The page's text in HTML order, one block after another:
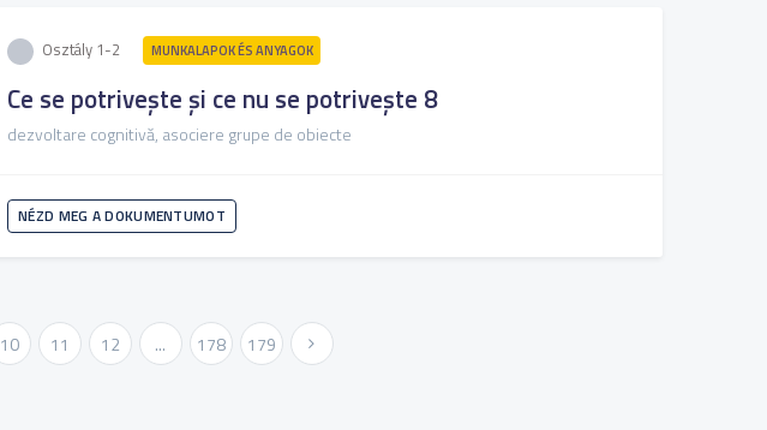
Osztály 1-2 MUNKALAPOK ÉS ANYAGOK
Ce se potrivește și ce nu se potrivește 8
dezvoltare cognitivă, asociere grupe de obiecte
NÉZD MEG A DOKUMENTUMOT
10 11 12 ... 178 179Következő »